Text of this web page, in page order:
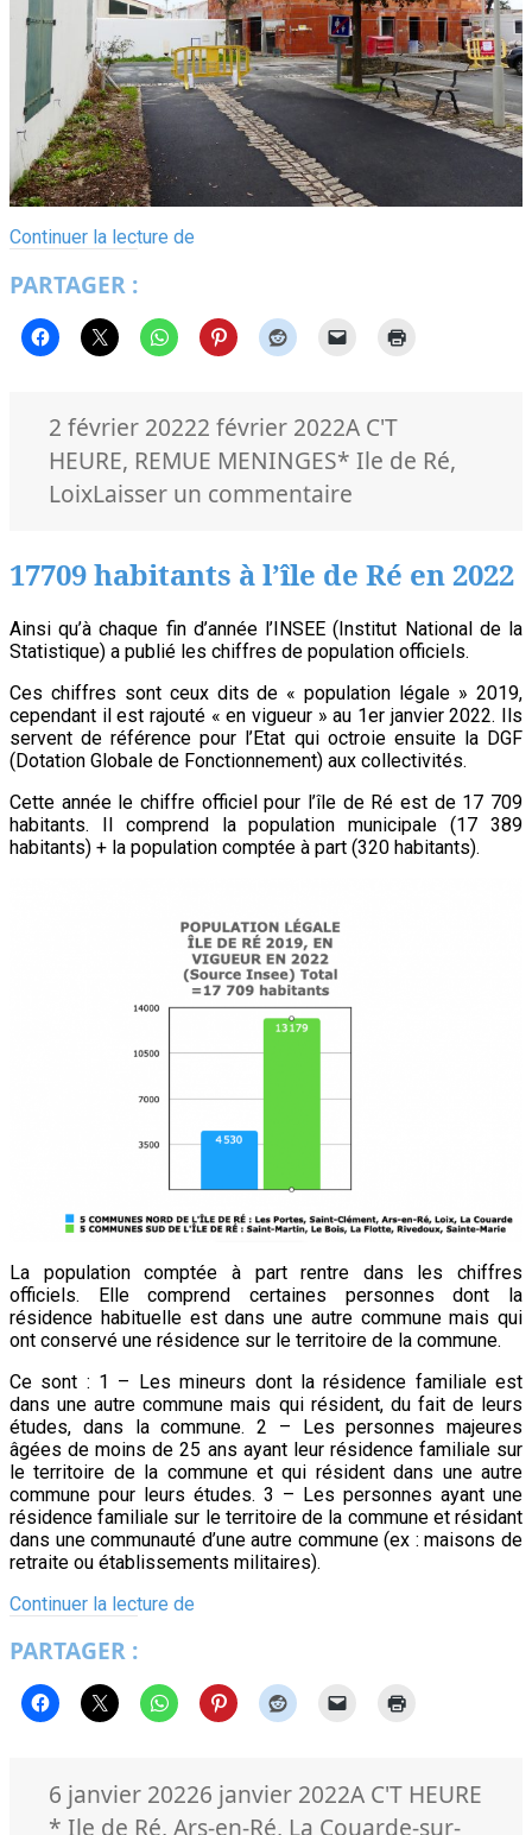
Continuer la lecture de
partage
de
PARTAGER :
Publié
le
2 février 20222 février 2022Catégories
A C'T
HEURE, REMUE MENINGESMots-
clés
* Ile de Ré,
LoixLaisser un commentaire
future
maison
en
partage
de
Loix
17709 habitants à l’île de Ré en 2022
Ainsi qu’à chaque fin d’année l’INSEE (Institut National de la
Statistique) a publié les chiffres de population officiels.
Ces chiffres sont ceux dits de « population légale » 2019,
cependant il est rajouté « en vigueur » au 1er janvier 2022. Ils
servent de référence pour l’Etat qui octroie ensuite la DGF
(Dotation Globale de Fonctionnement) aux collectivités.
Cette année le chiffre officiel pour l’île de Ré est de 17 709
habitants. Il comprend la population municipale (17 389
habitants) + la population comptée à part (320 habitants).
La population comptée à part rentre dans les chiffres
officiels. Elle comprend certaines personnes dont la
résidence habituelle est dans une autre commune mais qui
ont conservé une résidence sur le territoire de la commune.
Ce sont : 1 – Les mineurs dont la résidence familiale est
dans une autre commune mais qui résident, du fait de leurs
études, dans la commune. 2 – Les personnes majeures
âgées de moins de 25 ans ayant leur résidence familiale sur
le territoire de la commune et qui résident dans une autre
commune pour leurs études. 3 – Les personnes ayant une
résidence familiale sur le territoire de la commune et résidant
dans une communauté d’une autre commune (ex : maisons de
retraite ou établissements militaires).
Continuer la lecture de
de
Ré
PARTAGER :
Publié
le
6 janvier 20226 janvier 2022Catégories
A C'T HEURE
* Ile de Ré,Ars-en-Ré, La Couarde-sur-